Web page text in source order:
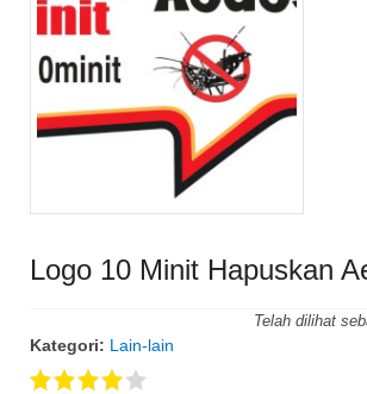
Logo 10 Minit Hapuskan
Telah dilihat
Kategori: Lain-lain